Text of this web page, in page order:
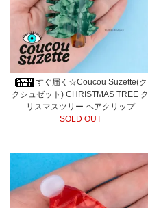
すぐ届く☆Coucou Suzette(ク
クシュゼット) CHRISTMAS TREE ク
リスマスツリー ヘアクリップ
SOLD OUT